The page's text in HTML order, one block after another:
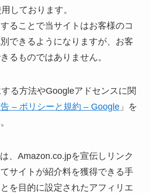
しております。
ることで当サイトはお客様のコ
できるようになりますが、お客
るものではありません。
る方法やGoogleアドセンスに関
– ポリシーと規約 – Google」を
、Amazon.co.jpを宣伝しリンク
サイトが紹介料を獲得できる手
を目的に設定されたアフィリエ